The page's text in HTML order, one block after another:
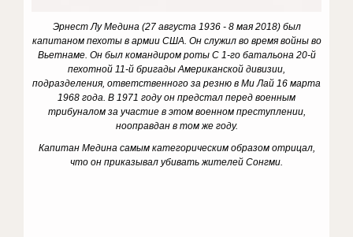
Эрнест Лу Медина (27 августа 1936 - 8 мая 2018) был
капитаном пехоты в армии США. Он служил во время войны во
Вьетнаме. Он был командиром роты C 1-го батальона 20-й
пехотной 11-й бригады Американской дивизии,
подразделения, ответственного за резню в Ми Лай 16 марта
1968 года. В 1971 году он предстал перед военным
трибуналом за участие в этом военном преступлении,
нооправдан в том же году.
Капитан Медина самым категорическим образом отрицал,
что он приказывал убивать жителей Сонгми.